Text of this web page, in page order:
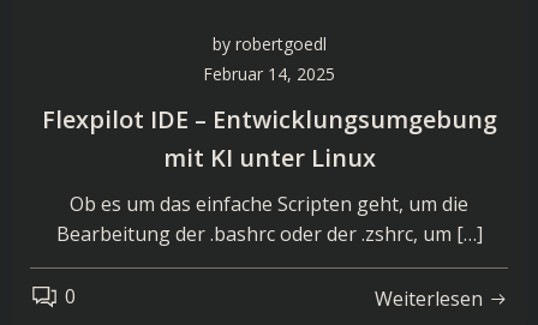
by robertgoedl
Februar 14, 2025
Flexpilot IDE – Entwicklungsumgebung
mit KI unter Linux
Ob es um das einfache Scripten geht, um die
Bearbeitung der .bashrc oder der .zshrc, um […]
0 Weiterlesen